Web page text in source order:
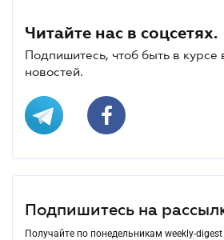
Читайте нас в соцсетях.
Подпишитесь, чтоб быть в курсе
новостей.
Подпишитесь на
Получайте по понедельникам weekly-